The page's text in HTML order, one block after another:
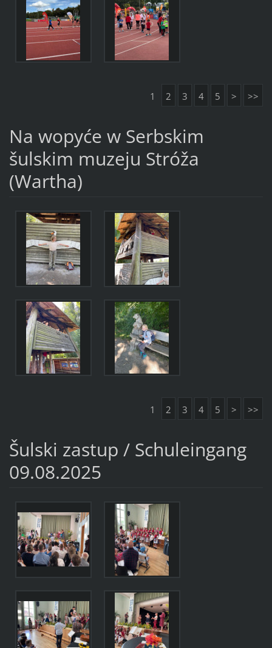
1 2 3 4 5 > >>
Na wopyće w Serbskim
šulskim muzeju Stróža
(Wartha)
1 2 3 4 5 > >>
Šulski zastup / Schuleingang
09.08.2025